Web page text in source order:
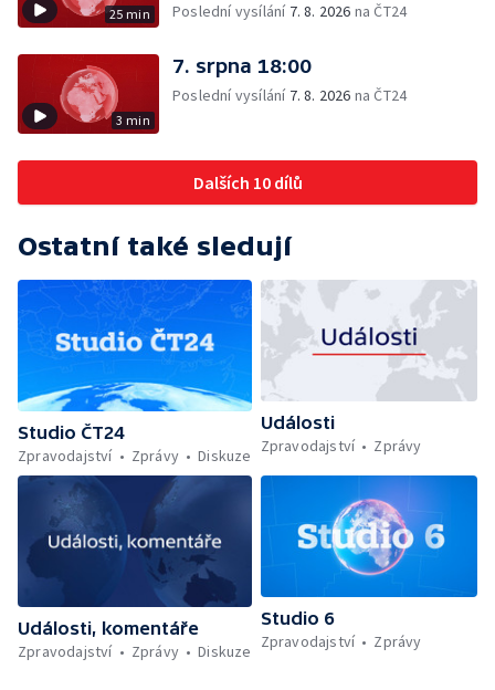
25 min
Poslední vysílání 7. 8. 2026 na ČT24
3 min
7. srpna 18:00
Poslední vysílání 7. 8. 2026 na ČT24
Dalších 10 dílů
Ostatní také sledují
Studio ČT24
Zpravodajství
Zprávy Diskuze
Události
Zpravodajství
Zprávy
Události, komentáře
Zpravodajství
Zprávy Diskuze
Studio 6
Zpravodajství
Zprávy